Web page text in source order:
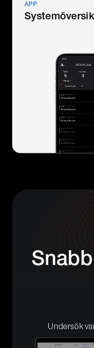
APP